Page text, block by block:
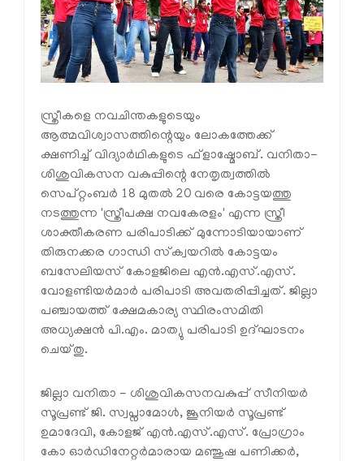
സ്ത്രീകളെ നവചിന്തകളുടെയും
ആത്മവിശ്വാസത്തിന്റെയും ലോകത്തേക്ക്
ക്ഷണിച്ച് വിദ്യാർഥികളുടെ ഫ്ളാഷ്മോബ്. വനിതാ-
ശിശുവികസന വകുപ്പിന്റെ നേതൃത്വത്തിൽ
സെപ്റ്റംബർ 18 മുതൽ 20 വരെ കോട്ടയത്തു
നടത്തുന്ന 'സ്ത്രീപക്ഷ നവകേരളം' എന്ന സ്ത്രീ
ശാക്തീകരണ പരിപാടിക്ക് മുന്നോടിയായാണ്
തിരുനക്കര ഗാന്ധി സ്‌ക്വയറിൽ കോട്ടയം
ബസേലിയസ് കോളജിലെ എൻ.എസ്.എസ്.
വോളണ്ടിയർമാർ പരിപാടി അവതരിപ്പിച്ചത്. ജില്ലാ
പഞ്ചായത്ത് ക്ഷേമകാര്യ സ്ഥിരംസമിതി
അധ്യക്ഷൻ പി.എം. മാത്യു പരിപാടി ഉദ്ഘാടനം
ചെയ്തു.
ജില്ലാ വനിതാ - ശിശുവികസനവകുപ്പ് സീനിയർ
സൂപ്രണ്ട് ജി. സ്വപ്നാമോൾ, ജൂനിയർ സൂപ്രണ്ട്
ഉമാദേവി, കോളജ് എൻ.എസ്.എസ്. പ്രോഗ്രാം
കോ ഓർഡിനേറ്റർമാരായ മഞ്ജുഷ പണിക്കർ,